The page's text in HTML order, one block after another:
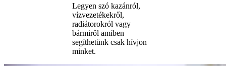
Legyen szó kazánról,
vízvezetékekről,
radiátorokról vagy
bármiről amiben
segíthetünk csak hívjon
minket.